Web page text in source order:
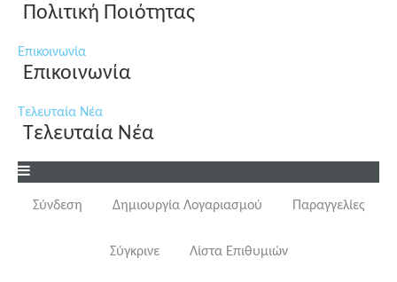
Πολιτική Ποιότητας
Επικοινωνία
Επικοινωνία
Τελευταία Νέα
Τελευταία Νέα
Σύνδεση Δημιουργία Λογαριασμού Παραγγελίες
Σύγκρινε Λίστα Επιθυμιών